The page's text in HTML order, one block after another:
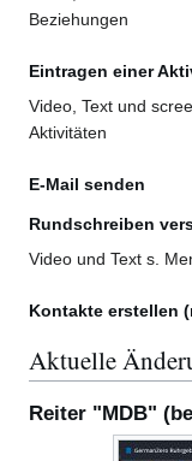
Beziehungen
Eintragen einer
Video, Text und
Aktivitäten
E-Mail senden
Rundschreiben
Video und Text s.
Kontakte erstellen
Aktuelle
Reiter "MDB"